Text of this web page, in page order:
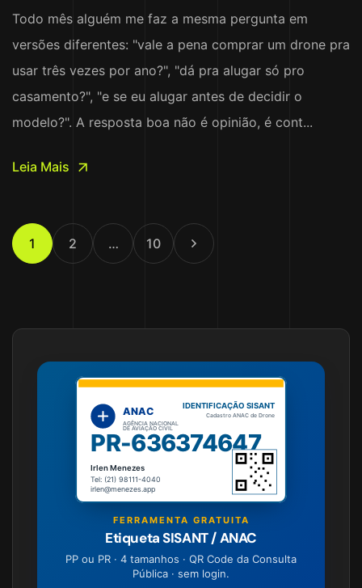
Todo mês alguém me faz a mesma pergunta em
versões diferentes: "vale a pena comprar um drone pra
usar três vezes por ano?", "dá pra alugar só pro
casamento?", "e se eu alugar antes de decidir o
modelo?". A resposta boa não é opinião, é cont...
Leia Mais
1 2 … 10
ANAC
AGÊNCIA NACIONAL
DE AVIAÇÃO CIVIL
IDENTIFICAÇÃO SISANT
Cadastro ANAC de Drone
PR-636374647
Irlen Menezes
Tel: (21) 98111-4040
irlen@menezes.app
FERRAMENTA GRATUITA
Etiqueta SISANT / ANAC
PP ou PR · 4 tamanhos · QR Code da Consulta
Pública · sem login.